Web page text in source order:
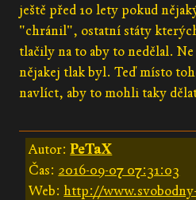
ještě před 10 lety pokud
"chránil", ostatní státy
tlačily na to aby to nedělal.
nějakej tlak byl. Teď místo
navlíct, aby to mohli taky
Autor:PeTaX
Čas: 2016-09-07 07:31:03
Web:http://